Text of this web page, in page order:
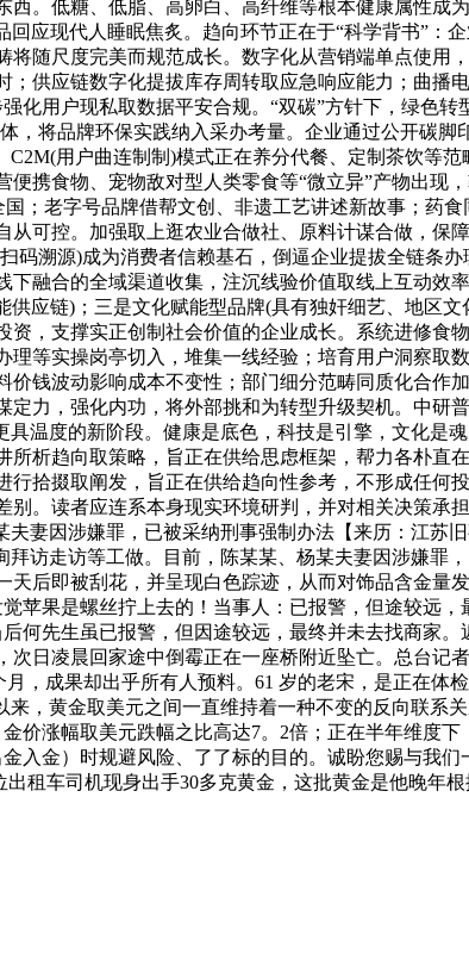
。低糖、低脂、高卵白、高纤维等根本健康属性成
应现代人睡眠焦炙。趋向环节正在于“科学背书”：
随尺度完美而规范成长。数字化从营销端单点使用
供应链数字化提拔库存周转取应急响应能力；曲播
化用户现私取数据平安合规。“双碳”方针下，绿色
将品牌环保实践纳入采办考量。企业通过公开碳
用户曲连制制)模式正在养分代餐、定制茶饮等
食物、宠物敌对型人类零食等“微立异”产物出现，
；老字号品牌借帮文创、非遗工艺讲述新故事；药
可控。加强取上逛农业合做社、原料计谋合做，保
溯源)成为消费者信赖基石，倒逼企业提拔全链条
融合的全域渠道收集，注沉线验价值取线上互动效
应链)；三是文化赋能型品牌(具有独奸细艺、地区
，支撑实正创制社会价值的企业成长。系统进修食
等实操岗亭切入，堆集一线经验；培育用户洞察取
钱波动影响成本不变性；部门细分范畴同质化合作
力，强化内功，将外部挑和为转型升级契机。中研
温度的新阶段。健康是底色，科技是引擎，文化是
析趋向取策略，旨正在供给思虑框架，帮力各朴直
拾掇取阐发，旨正在供给趋向性参考，不形成任何
。读者应连系本身现实环境研判，并对相关决策承
妻因涉嫌罪，已被采纳刑事强制办法【来历：江苏
访走访等工做。目前，陈某某、杨某夫妻因涉嫌罪
后即被刮花，并呈现白色踪迹，从而对饰品含金量
苹果是螺丝拧上去的！当事人：已报警，但途较远
何先生虽已报警，但因途较远，最终并未去找商家
日凌晨回家途中倒霉正在一座桥附近坠亡。总台记
，成果却出乎所有人预料。61 岁的老宋，是正在体
，黄金取美元之间一直维持着一种不变的反向联系
涨幅取美元跌幅之比高达7。2倍；正在半年维度下
入金）时规避风险、了了标的目的。诚盼您赐与我
租车司机现身出手30多克黄金，这批黄金是他晚年